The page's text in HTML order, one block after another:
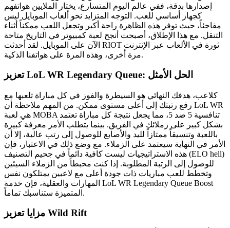
إصدارها بدقة، ففي عالم اليوم المتسارع، يختار الملايين هواتفهم
كجهاز أساسي للعب. التوجه المتزايد نحو ألعاب الموبايل ليس
مفاجئاً، حيث توفر هذه الظاهرة راحة أكبر وتجعل اللعب ممكناً أثناء
التنقل. مع هذا الإطلاق، أصبحت أنجح لعبة كمبيوتر في التاريخ متاحة
الآن على الموبايل. لقد أحدثت RIOT ثورة في الألعاب عبر الإنترنت
مرة أخرى، وهذه المرة على هواتفنا الذكية.
تعزيز LoL WR Legendary Queue: الحل الأمثل
كلاعب، هدفك النهائي هو السيطرة والفوز في كل مباراة تلعبها مع
رفع رتبتك إلى أعلى مستوى ممكن. من المهم ملاحظة أن LoL WR
هي لعبة MOBA تنافسية 5 ضد 5، مما يجعل نتيجة كل مباراة تعتمد
بشكل كبير على زملائك في الفريق. بينما يتطلب الأمر معرفة كبيرة
باللعبة وتنسيقاً ممتازاً لليد والأصابع للوصول إلى رتب عالية، إلا أن
الأمر في النهاية سيعتمد على الزملاء. مع وضع ذلك في الاعتبار، فإن
هذه الاستراتيجيات ليست كافية دائماً في جحيم التصنيف (ELO hell)
للوصول إلى الرتبة المطلوبة. إذا كنت محبطاً من الزملاء السيئين
وتخطط للعب مباريات ذات جودة أعلى مع لاعبين يمتلكون نفس
المهارات والعقلية، فإن خدمة LoL WR Legendary Queue Boost
المتميزة ستناسبك تماماً.
مزايا تعزيز Wild Rift